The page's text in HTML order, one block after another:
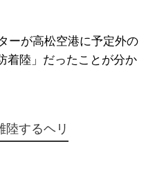
ーが高松空港に予定外の
着陸」だったことが分か
陸するヘリ